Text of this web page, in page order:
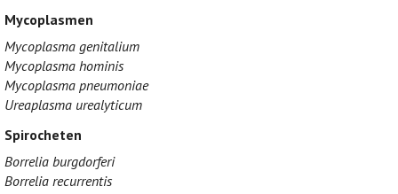
Mycoplasmen
Mycoplasma genitalium
Mycoplasma hominis
Mycoplasma pneumoniae
Ureaplasma urealyticum
Spirocheten
Borrelia burgdorferi
Borrelia recurrentis